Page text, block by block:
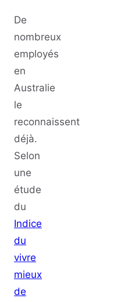
De
nombreux
employés
en
Australie
le
reconnaissent
déjà.
Selon
une
étude
du
Indice
du
vivre
mieux
de